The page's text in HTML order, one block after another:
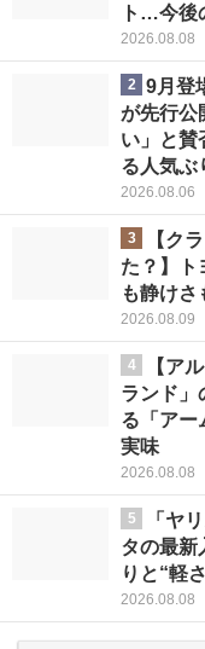
ト…今後
2026.08.08
2
9月登
が先行公
い」と賛
る人気ぶ
2026.08.06
3
【ク
た？】ト
も静けさ
2026.08.09
4
【ア
ランド」
る「アー
実味
2026.08.08
5
「ヤ
タの最新
りと“軽
2026.08.08